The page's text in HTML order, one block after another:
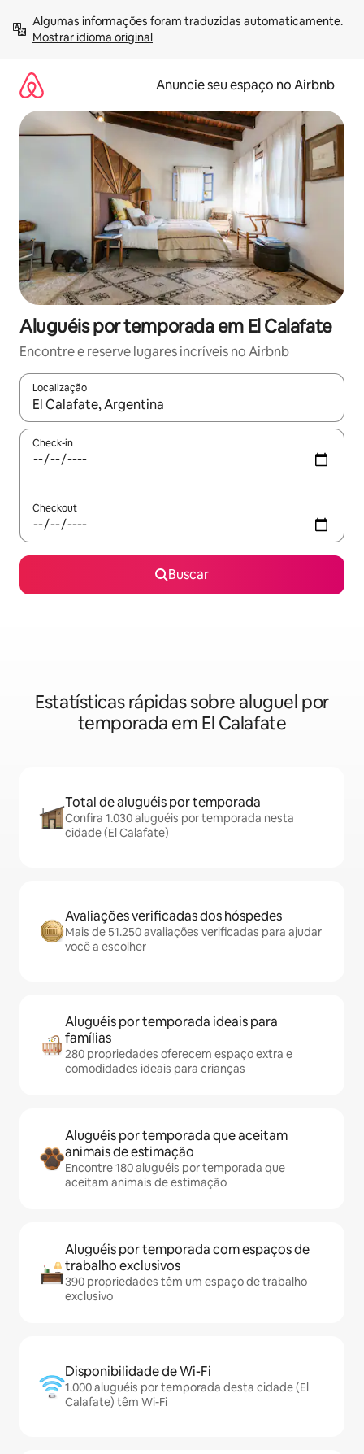
para
Mostrar idioma original
Anuncie seu espaço no Airbnb
Aluguéis por temporada em El Calafate
Encontre e reserve lugares incríveis no Airbnb
Localização
Quando os resultados estiverem disponíveis, explore-os
Check-in
Checkout
Buscar
Estatísticas rápidas sobre aluguel por
temporada em El Calafate
Total de aluguéis por temporada
Confira 1.030 aluguéis por temporada nesta
cidade (El Calafate)
Avaliações verificadas dos hóspedes
Mais de 51.250 avaliações verificadas para ajudar
você a escolher
Aluguéis por temporada ideais para
famílias
280 propriedades oferecem espaço extra e
comodidades ideais para crianças
Aluguéis por temporada que aceitam
animais de estimação
Encontre 180 aluguéis por temporada que
aceitam animais de estimação
Aluguéis por temporada com espaços de
trabalho exclusivos
390 propriedades têm um espaço de trabalho
exclusivo
Disponibilidade de Wi-Fi
1.000 aluguéis por temporada desta cidade (El
Calafate) têm Wi-Fi